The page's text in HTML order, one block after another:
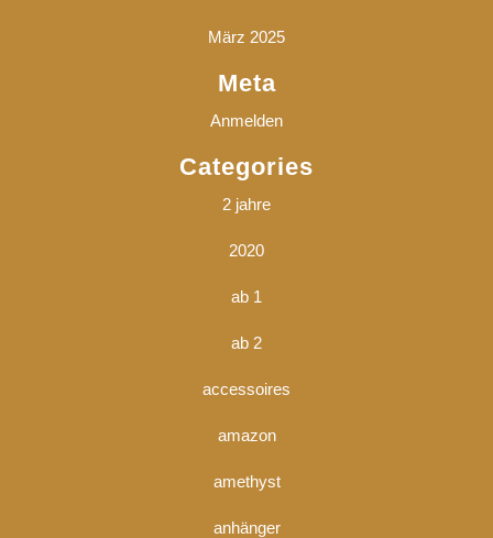
März 2025
Meta
Anmelden
Categories
2 jahre
2020
ab 1
ab 2
accessoires
amazon
amethyst
anhänger